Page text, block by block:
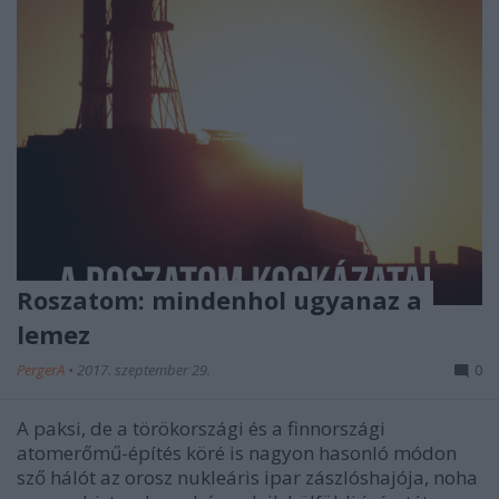
Roszatom: mindenhol ugyanaz a
lemez
PergerA • 2017. szeptember 29. 0
A paksi, de a törökországi és a finnországi
atomerőmű-építés köré is nagyon hasonló módon
sző hálót az orosz nukleáris ipar zászlóshajója, noha